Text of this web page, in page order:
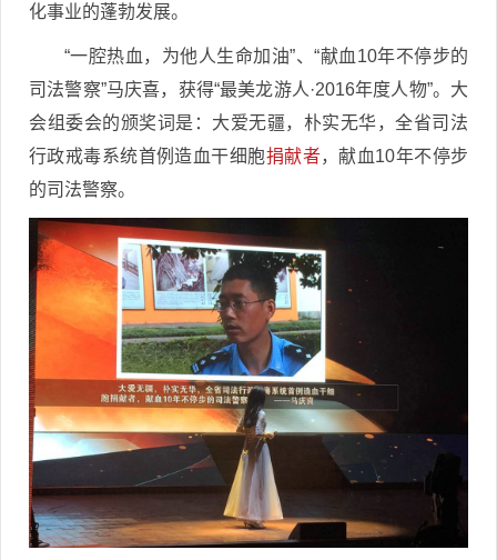
化事业的蓬勃发展。
“一腔热血，为他人生命加油”、“献血10年不停步的
司法警察”马庆喜，获得“最美龙游人·2016年度人物”。大
会组委会的颁奖词是：大爱无疆，朴实无华，全省司法
行政戒毒系统首例造血干细胞捐献者，献血10年不停步
的司法警察。